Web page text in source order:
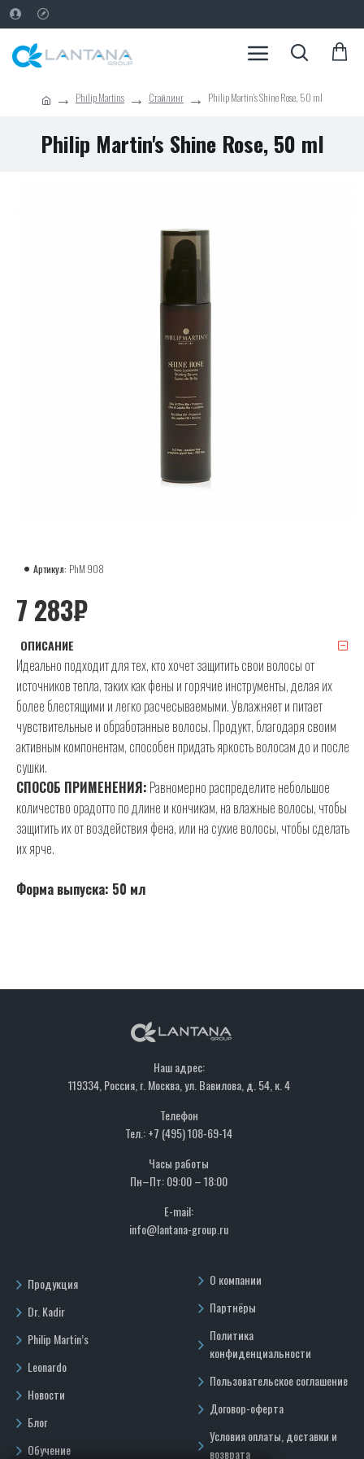
Philip Martins Стайлинг Philip Martin's Shine Rose, 50 ml
Philip Martin's Shine Rose, 50 ml
Артикул: PhM 908
7 283₽
ОПИСАНИЕ
Идеально подходит для тех, кто хочет защитить свои волосы от
источников тепла, таких как фены и горячие инструменты, делая их
более блестящими и легко расчесываемыми. Увлажняет и питает
чувствительные и обработанные волосы. Продукт, благодаря своим
активным компонентам, способен придать яркость волосам до и после
сушки.
СПОСОБ ПРИМЕНЕНИЯ: Равномерно распределите небольшое
количество орадотто по длине и кончикам, на влажные волосы, чтобы
защитить их от воздействия фена, или на сухие волосы, чтобы сделать
их ярче.
Форма выпуска: 50 мл
Наш адрес:
119334, Россия, г. Москва, ул. Вавилова, д. 54, к. 4
Телефон
Тел.: +7 (495) 108-69-14
Часы работы
Пн–Пт: 09:00 – 18:00
E-mail:
info@lantana-group.ru
Продукция
Dr. Kadir
Philip Martin’s
Leonardo
Новости
Блог
Обучение
О компании
Партнёры
Политика
конфиденциальности
Пользовательское соглашение
Договор-оферта
Условия оплаты, доставки и
возврата